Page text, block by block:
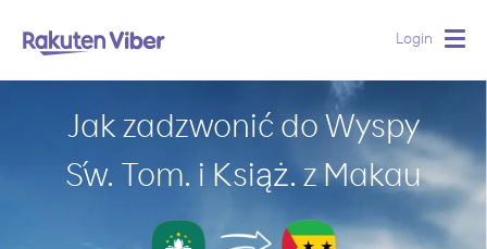
Login
Jak zadzwonić do Wyspy
Św. Tom. i Książ. z Makau